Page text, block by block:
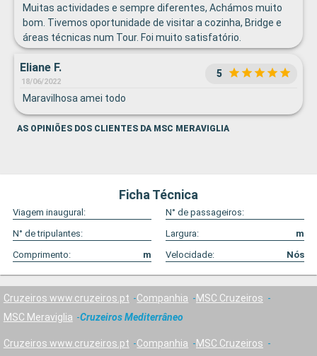
Muitas actividades e sempre diferentes, Achámos muito
bom. Tivemos oportunidade de visitar a cozinha, Bridge e
áreas técnicas num Tour. Foi muito satisfatório.
Eliane F.
18/06/2022
5
Maravilhosa amei todo
AS OPINIÕES DOS CLIENTES DA MSC MERAVIGLIA
Ficha Técnica
Viagem inaugural:
N° de passageiros:
N° de tripulantes:
Largura:
m
Comprimento:
m Velocidade: Nós
Cruzeiros www.cruzeiros.pt Companhia
MSC Cruzeiros
MSC Meraviglia
Cruzeiros Mediterrâneo
Cruzeiros www.cruzeiros.pt Companhia
MSC Cruzeiros